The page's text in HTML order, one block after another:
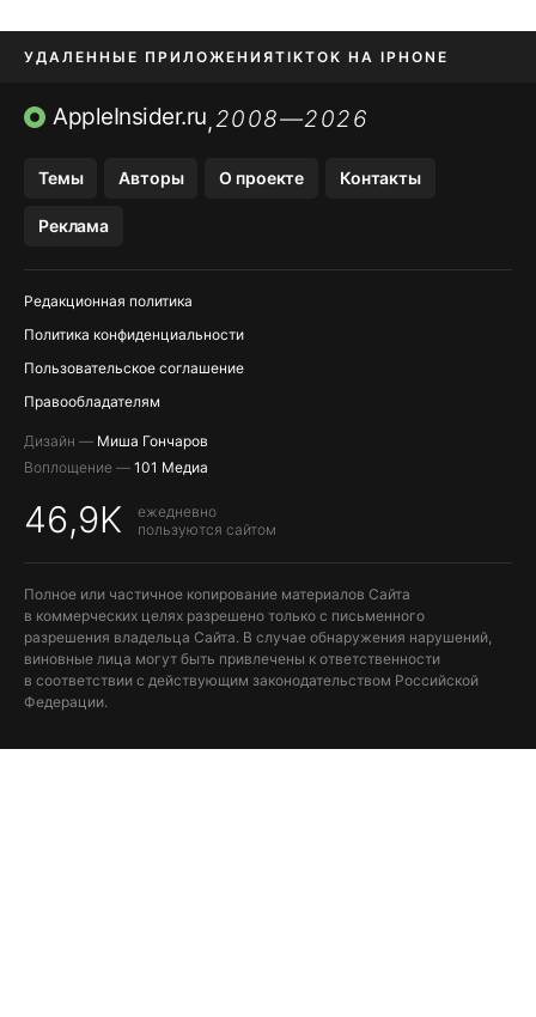
УДАЛЕННЫЕ ПРИЛОЖЕНИЯTIKTOK НА IPHONE
ПРИЛОЖЕНИЯ БЕЗ APP STORE
AppleInsider.ru,2008—2026
Темы Авторы О проекте Контакты
Реклама
Редакционная политика
Политика конфиденциальности
Пользовательское соглашение
Правообладателям
Дизайн — Миша Гончаров
Воплощение — 101 Медиа
46,9K
ежедневно
пользуются сайтом
Полное или частичное копирование материалов Сайта
в коммерческих целях разрешено только с письменного
разрешения владельца Сайта. В случае обнаружения нарушений,
виновные лица могут быть привлечены к ответственности
в соответствии с действующим законодательством Российской
Федерации.